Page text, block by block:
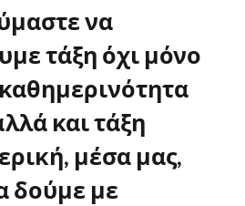
να
τάξη όχι μόνο
και τάξη
μέσα μας,
δούμε με